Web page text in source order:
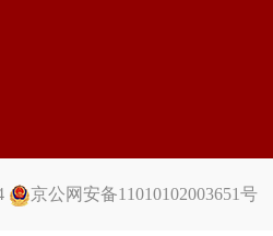
京公网安备11010102003651号